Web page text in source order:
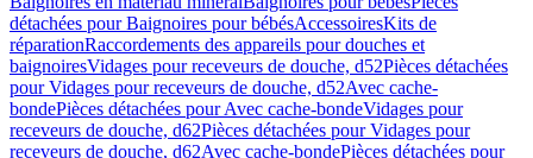
détachées pour Baignoires pour bébésAccessoiresKits de
réparationRaccordements des appareils pour douches et
baignoiresVidages pour receveurs de douche, d52Pièces détachées
pour Vidages pour receveurs de douche, d52Avec cache-
bondePièces détachées pour Avec cache-bondeVidages pour
receveurs de douche, d62Pièces détachées pour Vidages pour
receveurs de douche, d62Avec cache-bondePièces détachées pour